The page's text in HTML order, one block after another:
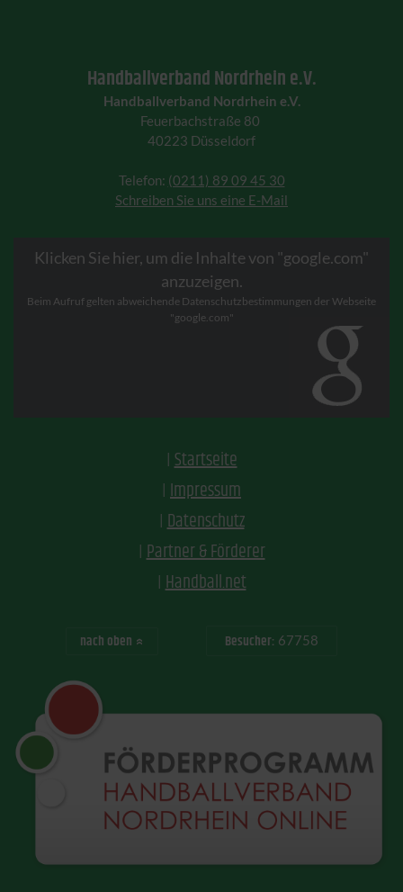
Handballverband Nordrhein e.V.
Handballverband Nordrhein e.V.
Feuerbachstraße 80
40223 Düsseldorf
Telefon: (0211) 89 09 45 30
Schreiben Sie uns eine E-Mail
Klicken Sie hier, um die Inhalte von "google.com"
anzuzeigen.
Beim Aufruf gelten abweichende Datenschutzbestimmungen der Webseite
"google.com"
Startseite
Impressum
Datenschutz
Partner & Förderer
Handball.net
nach oben Besucher: 67758